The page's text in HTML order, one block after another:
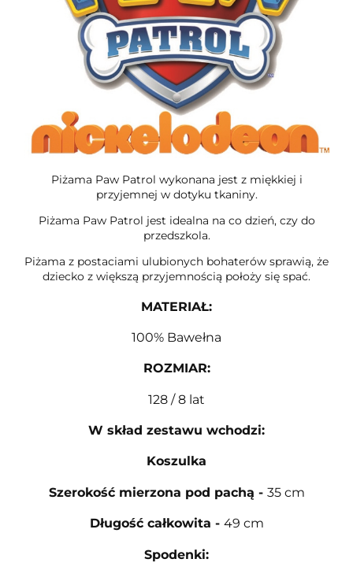
Piżama Paw Patrol wykonana jest z miękkiej i
przyjemnej w dotyku tkaniny.
Piżama Paw Patrol jest idealna na co dzień, czy do
przedszkola.
Piżama z postaciami ulubionych bohaterów sprawią, że
dziecko z większą przyjemnością położy się spać.
MATERIAŁ:
100% Bawełna
ROZMIAR:
128 / 8 lat
W skład zestawu wchodzi:
Koszulka
Szerokość mierzona pod pachą - 35 cm
Długość całkowita - 49 cm
Spodenki: